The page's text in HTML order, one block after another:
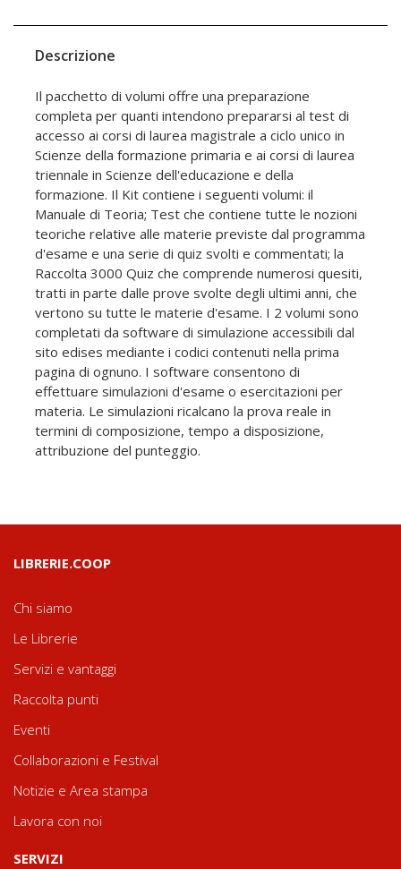
Descrizione
Il pacchetto di volumi offre una preparazione
completa per quanti intendono prepararsi al test di
accesso ai corsi di laurea magistrale a ciclo unico in
Scienze della formazione primaria e ai corsi di laurea
triennale in Scienze dell'educazione e della
formazione. Il Kit contiene i seguenti volumi: il
Manuale di Teoria; Test che contiene tutte le nozioni
teoriche relative alle materie previste dal programma
d'esame e una serie di quiz svolti e commentati; la
Raccolta 3000 Quiz che comprende numerosi quesiti,
tratti in parte dalle prove svolte degli ultimi anni, che
vertono su tutte le materie d'esame. I 2 volumi sono
completati da software di simulazione accessibili dal
sito edises mediante i codici contenuti nella prima
pagina di ognuno. I software consentono di
effettuare simulazioni d'esame o esercitazioni per
materia. Le simulazioni ricalcano la prova reale in
termini di composizione, tempo a disposizione,
attribuzione del punteggio.
LIBRERIE.COOP
Chi siamo
Le Librerie
Servizi e vantaggi
Raccolta punti
Eventi
Collaborazioni e Festival
Notizie e Area stampa
Lavora con noi
SERVIZI